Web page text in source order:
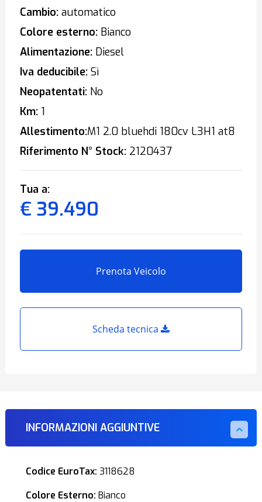
Cambio:automatico
Colore esterno:Bianco
Alimentazione:Diesel
Iva deducibile:Sì
Neopatentati:No
Km:1
Allestimento:M1 2.0 bluehdi 180cv L3H1 at8
Riferimento N° Stock:2120437
Tua a:
€ 39.490
Prenota Veicolo
Scheda tecnica
INFORMAZIONI AGGIUNTIVE
Codice EuroTax: 3118628
Colore Esterno: Bianco